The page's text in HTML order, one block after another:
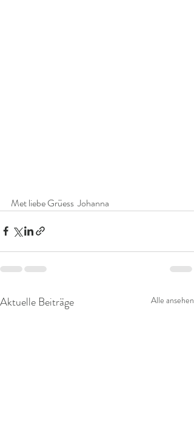
Met liebe Grüess  Johanna
Aktuelle Beiträge Alle ansehen